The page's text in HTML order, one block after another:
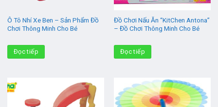
Ô Tô Nhí Xe Ben – Sản Phẩm Đồ
Chơi Thông Minh Cho Bé
Đọc tiếp
Đồ Chơi Nấu Ăn “KitChen Antona”
– Đồ Chơi Thông Minh Cho Bé
Đọc tiếp